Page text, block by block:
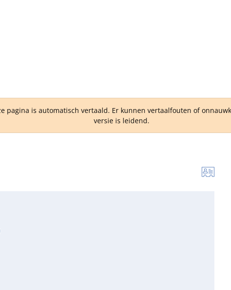
pagina is automatisch vertaald. Er kunnen vertaalfouten of
versie is leidend.